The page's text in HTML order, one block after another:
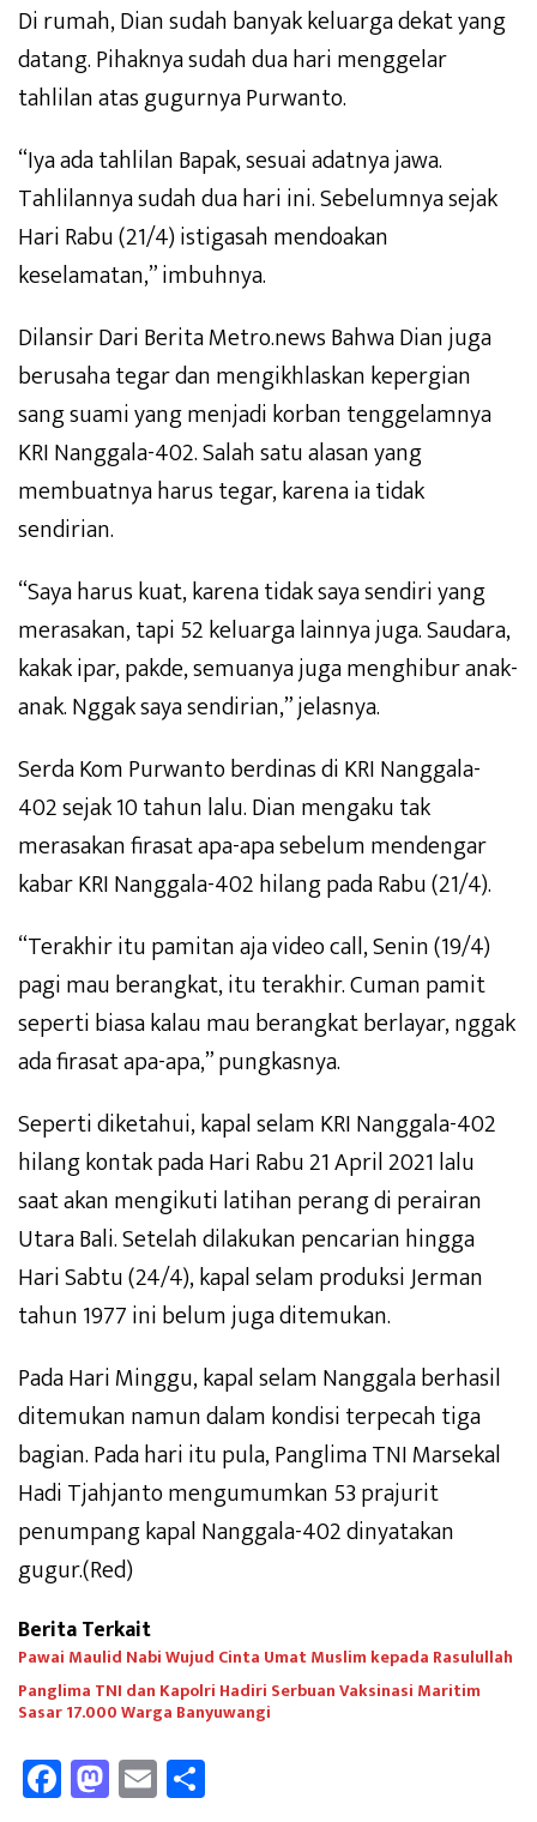
Di rumah, Dian sudah banyak keluarga dekat yang
datang. Pihaknya sudah dua hari menggelar
tahlilan atas gugurnya Purwanto.
“Iya ada tahlilan Bapak, sesuai adatnya jawa.
Tahlilannya sudah dua hari ini. Sebelumnya sejak
Hari Rabu (21/4) istigasah mendoakan
keselamatan,” imbuhnya.
Dilansir Dari Berita Metro.news Bahwa Dian juga
berusaha tegar dan mengikhlaskan kepergian
sang suami yang menjadi korban tenggelamnya
KRI Nanggala-402. Salah satu alasan yang
membuatnya harus tegar, karena ia tidak
sendirian.
“Saya harus kuat, karena tidak saya sendiri yang
merasakan, tapi 52 keluarga lainnya juga. Saudara,
kakak ipar, pakde, semuanya juga menghibur anak-
anak. Nggak saya sendirian,” jelasnya.
Serda Kom Purwanto berdinas di KRI Nanggala-
402 sejak 10 tahun lalu. Dian mengaku tak
merasakan firasat apa-apa sebelum mendengar
kabar KRI Nanggala-402 hilang pada Rabu (21/4).
“Terakhir itu pamitan aja video call, Senin (19/4)
pagi mau berangkat, itu terakhir. Cuman pamit
seperti biasa kalau mau berangkat berlayar, nggak
ada firasat apa-apa,” pungkasnya.
Seperti diketahui, kapal selam KRI Nanggala-402
hilang kontak pada Hari Rabu 21 April 2021 lalu
saat akan mengikuti latihan perang di perairan
Utara Bali. Setelah dilakukan pencarian hingga
Hari Sabtu (24/4), kapal selam produksi Jerman
tahun 1977 ini belum juga ditemukan.
Pada Hari Minggu, kapal selam Nanggala berhasil
ditemukan namun dalam kondisi terpecah tiga
bagian. Pada hari itu pula, Panglima TNI Marsekal
Hadi Tjahjanto mengumumkan 53 prajurit
penumpang kapal Nanggala-402 dinyatakan
gugur.(Red)
Berita Terkait
Pawai Maulid Nabi Wujud Cinta Umat Muslim kepada Rasulullah
Panglima TNI dan Kapolri Hadiri Serbuan Vaksinasi Maritim
Sasar 17.000 Warga Banyuwangi
Fa M E